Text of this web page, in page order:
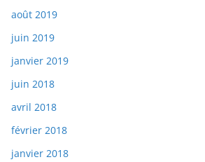
août 2019
juin 2019
janvier 2019
juin 2018
avril 2018
février 2018
janvier 2018